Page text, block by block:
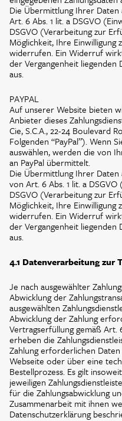
Die Übermittlung Ihrer
Art. 6 Abs. 1 lit. a DSGVO
DSGVO (Verarbeitung zur
Möglichkeit, Ihre
widerrufen. Ein Widerruf
der Vergangenheit
aus.
PAYPAL
Auf unserer Website bieten
Anbieter dieses
Cie, S.C.A., 22-24 Boulevard
Folgenden “PayPal”). Wenn
auswählen, werden die von
an PayPal übermittelt.
Die Übermittlung Ihrer Daten
von Art. 6 Abs. 1 lit. a
DSGVO (Verarbeitung zur
Möglichkeit, Ihre
widerrufen. Ein Widerruf
der Vergangenheit
aus.
4.1 Datenverarbeitung zur
Je nach ausgewählter
Abwicklung der
ausgewählten
Abwicklung der Zahlung
Vertragserfüllung gemäß Art.
erheben die
Zahlung erforderlichen
Webseite oder über eine
Bestellprozess. Es gilt
jeweiligen
für die Zahlungsabwicklung
Zusammenarbeit mit ihnen
Datenschutzerklärung